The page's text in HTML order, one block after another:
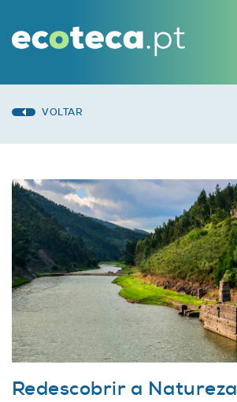
VOLTAR
Redescobrir a Natureza